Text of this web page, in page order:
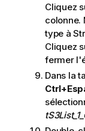
Cliquez
colonne.
type à
Cliquez
fermer
Dans la